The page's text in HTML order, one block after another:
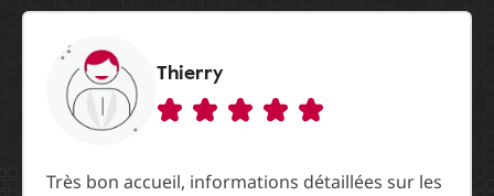
Thierry
Très bon accueil, informations détaillées sur les